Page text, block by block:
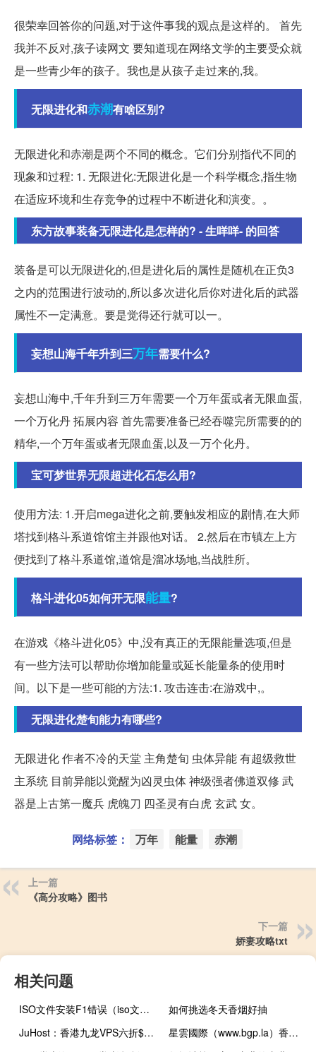
很荣幸回答你的问题,对于这件事我的观点是这样的。 首先
我并不反对,孩子读网文 要知道现在网络文学的主要受众就
是一些青少年的孩子。我也是从孩子走过来的,我。
无限进化和赤潮有啥区别?
无限进化和赤潮是两个不同的概念。它们分别指代不同的
现象和过程: 1. 无限进化:无限进化是一个科学概念,指生物
在适应环境和生存竞争的过程中不断进化和演变。。
东方故事装备无限进化是怎样的? - 生咩咩- 的回答
装备是可以无限进化的,但是进化后的属性是随机在正负3
之内的范围进行波动的,所以多次进化后你对进化后的武器
属性不一定满意。要是觉得还行就可以一。
妄想山海千年升到三万年需要什么?
妄想山海中,千年升到三万年需要一个万年蛋或者无限血蛋,
一个万化丹 拓展内容 首先需要准备已经吞噬完所需要的的
精华,一个万年蛋或者无限血蛋,以及一万个化丹。
宝可梦世界无限超进化石怎么用?
使用方法: 1.开启mega进化之前,要触发相应的剧情,在大师
塔找到格斗系道馆馆主并跟他对话。 2.然后在市镇左上方
便找到了格斗系道馆,道馆是溜冰场地,当战胜所。
格斗进化05如何开无限能量?
在游戏《格斗进化05》中,没有真正的无限能量选项,但是
有一些方法可以帮助你增加能量或延长能量条的使用时
间。以下是一些可能的方法:1. 攻击连击:在游戏中,。
无限进化楚旬能力有哪些?
无限进化 作者不冷的天堂 主角楚旬 虫体异能 有超级救世
主系统 目前异能以觉醒为凶灵虫体 神级强者佛道双修 武
器是上古第一魔兵 虎魄刀 四圣灵有白虎 玄武 女。
网络标签： 万年 能量 赤潮
上一篇
《高分攻略》图书
下一篇
娇妻攻略txt
相关问题
ISO文件安装F1错误（iso文件安装）
如何挑选冬天香烟好抽
JuHost：香港九龙VPS六折$2.99/月起，1核/1G内存/20G SSD硬盘/1T流量/100M带宽
星雲國際（www.bgp.la）香港九龙数据中心深度测评